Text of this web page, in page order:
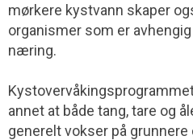
mørkere kystvann skaper
organismer som er
næring.
annet at både tang, tare og
generelt vokser på